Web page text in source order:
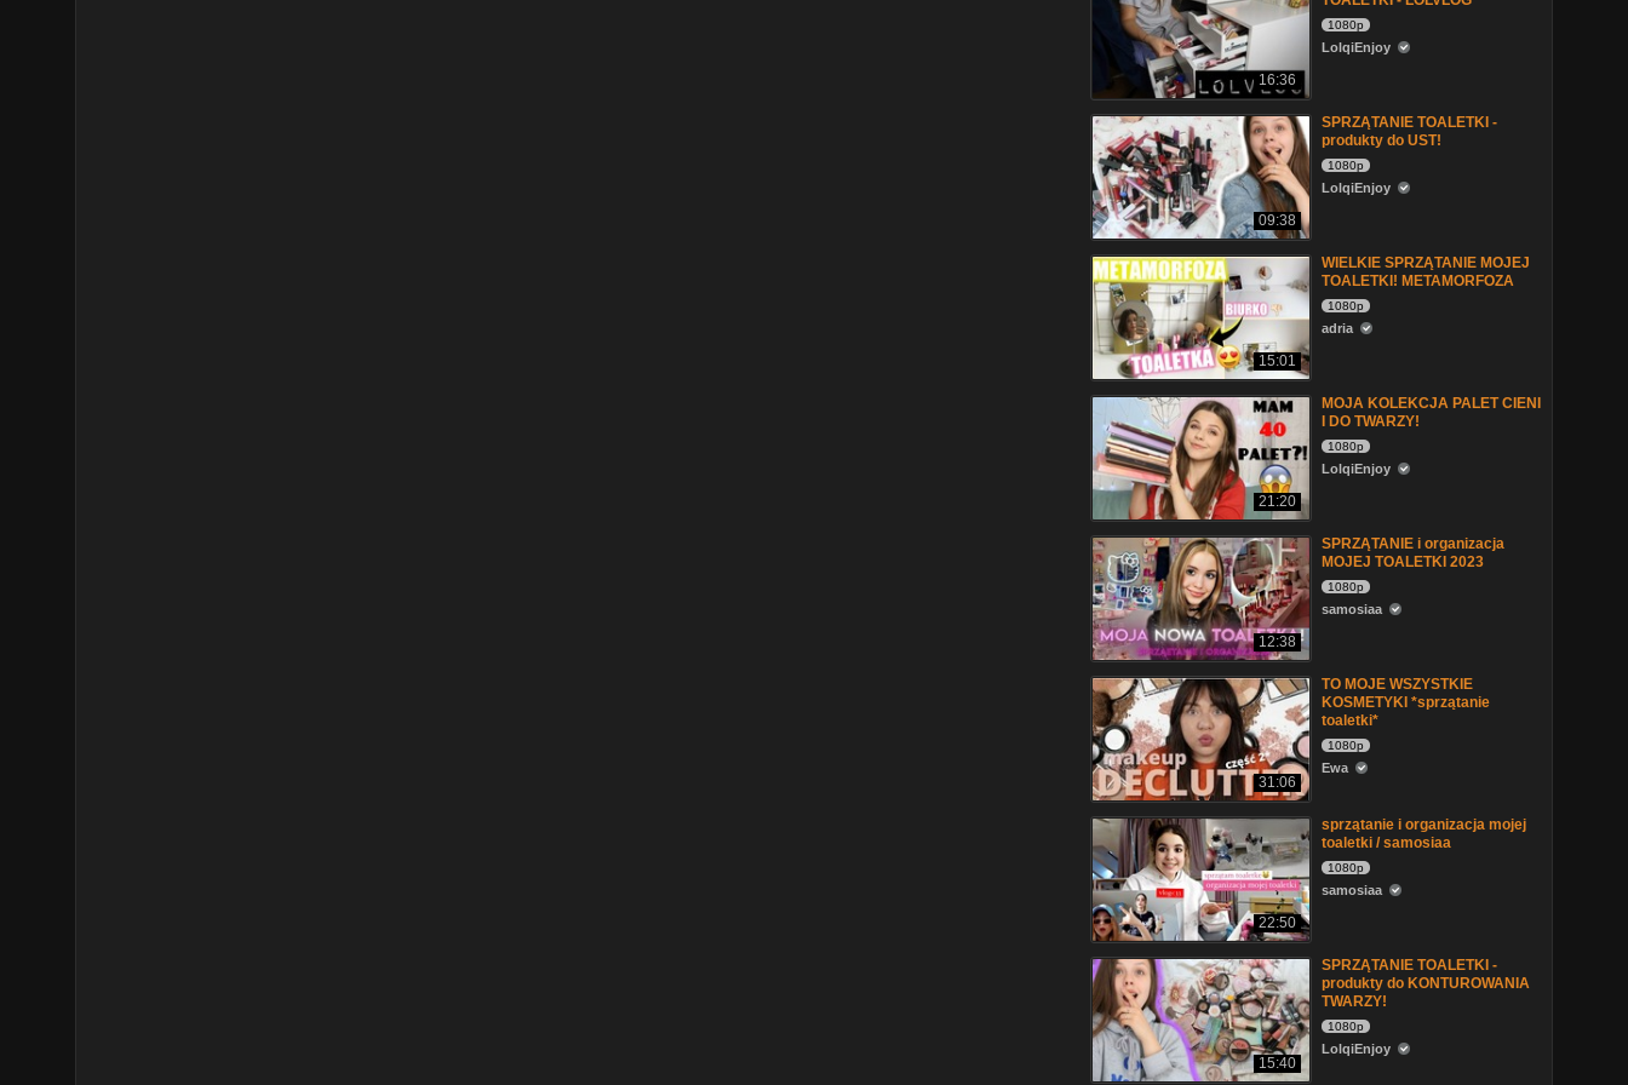
16:36
1080p
LolqiEnjoy
09:38
SPRZĄTANIE TOALETKI -
produkty do UST!
1080p
LolqiEnjoy
15:01
WIELKIE SPRZĄTANIE MOJEJ
TOALETKI! METAMORFOZA
1080p
adria
21:20
MOJA KOLEKCJA PALET CIENI
I DO TWARZY!
1080p
LolqiEnjoy
12:38
SPRZĄTANIE i organizacja
MOJEJ TOALETKI 2023
1080p
samosiaa
31:06
TO MOJE WSZYSTKIE
KOSMETYKI *sprzątanie
toaletki*
1080p
Ewa
22:50
sprzątanie i organizacja mojej
toaletki / samosiaa
1080p
samosiaa
15:40
SPRZĄTANIE TOALETKI -
produkty do KONTUROWANIA
TWARZY!
1080p
LolqiEnjoy